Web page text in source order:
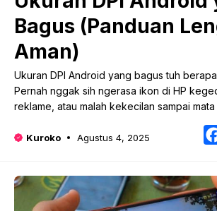
Bagus (Panduan
Aman)
Ukuran DPI Android yang bagus tuh
Pernah nggak sih ngerasa ikon di HP
reklame, atau malah kekecilan sampai mata
Kuroko Agustus 4, 2025